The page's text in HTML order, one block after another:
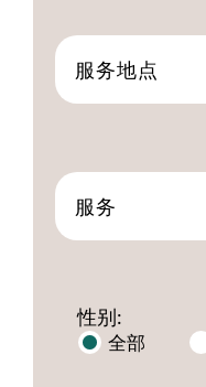
服务地点
服务
性别:
全部